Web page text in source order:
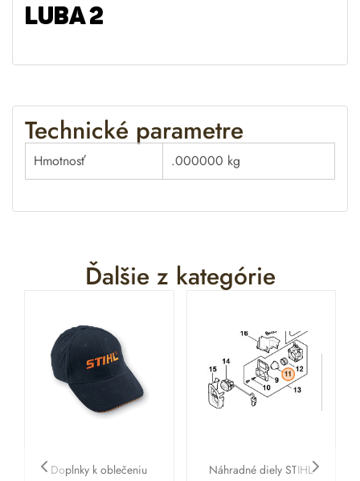
LUBA 2
Technické parametre
Hmotnosť .000000 kg
Ďalšie z kategórie
Doplnky k oblečeniu
Náhradné diely STIHL